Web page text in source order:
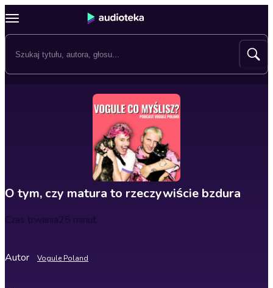
O tym, czy matura to rzeczywiście bzdura
Czas trwania25 minut
Autor Vogule Poland